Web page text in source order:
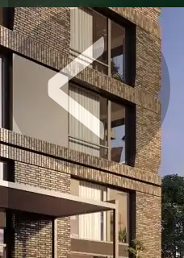
Предыдущее